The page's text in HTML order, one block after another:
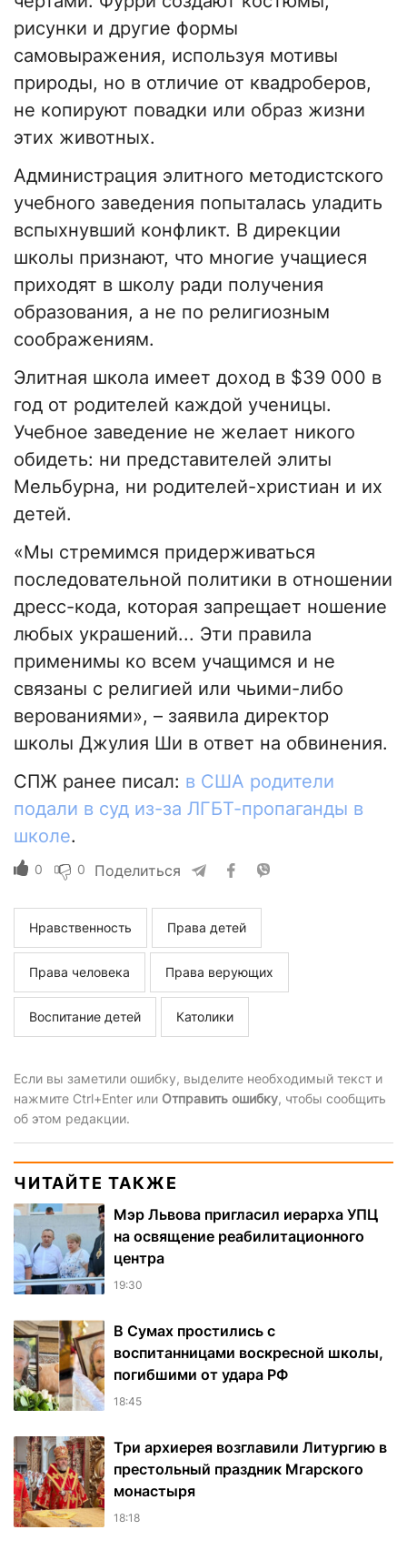
рисунки и другие формы
самовыражения, используя мотивы
природы, но в отличие от квадроберов,
не копируют повадки или образ жизни
этих животных.
Администрация элитного методистского
учебного заведения попыталась уладить
вспыхнувший конфликт. В дирекции
школы признают, что многие учащиеся
приходят в школу ради получения
образования, а не по религиозным
соображениям.
Элитная школа имеет доход в $39 000 в
год от родителей каждой ученицы.
Учебное заведение не желает никого
обидеть: ни представителей элиты
Мельбурна, ни родителей-христиан и их
детей.
«Мы стремимся придерживаться
последовательной политики в отношении
дресс-кода, которая запрещает ношение
любых украшений... Эти правила
применимы ко всем учащимся и не
связаны с религией или чьими-либо
верованиями», – заявила директор
школы Джулия Ши в ответ на обвинения.
СПЖ ранее писал: в США родители
подали в суд из-за ЛГБТ-пропаганды в
школе.
0 0 Поделиться
Нравственность Права детей
Права человека Права верующих
Воспитание детей Католики
Если вы заметили ошибку, выделите необходимый текст и
нажмите Ctrl+Enter или Отправить ошибку, чтобы сообщить
об этом редакции.
ЧИТАЙТЕ ТАКЖЕ
Мэр Львова пригласил иерарха УПЦ
на освящение реабилитационного
центра
19:30
В Сумах простились с
воспитанницами воскресной школы,
погибшими от удара РФ
18:45
Три архиерея возглавили Литургию в
престольный праздник Мгарского
монастыря
18:18